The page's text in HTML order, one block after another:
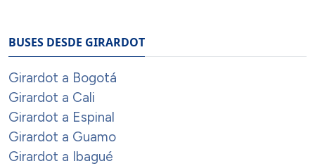
BUSES DESDE GIRARDOT
Girardot a Bogotá
Girardot a Cali
Girardot a Espinal
Girardot a Guamo
Girardot a Ibagué